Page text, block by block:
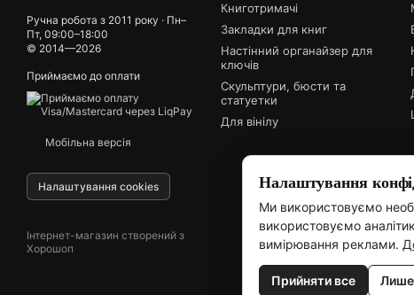
Ручна робота з 2011 року · Пн–
Пт, 09:00–18:00
© 2014—2026
Приймаємо до оплати
Мобільна версія
Налаштування cookies
Інтернет-магазин створений з
Хорошоп
Книготримачі
Закладки для книг
Настінний органайзер для
ключів
Скульптури, бюсти та
статуетки
Для вінілу
Налаштування
Ми використовуємо
використовуємо
вимірювання реклами.
Прийняти все Лише